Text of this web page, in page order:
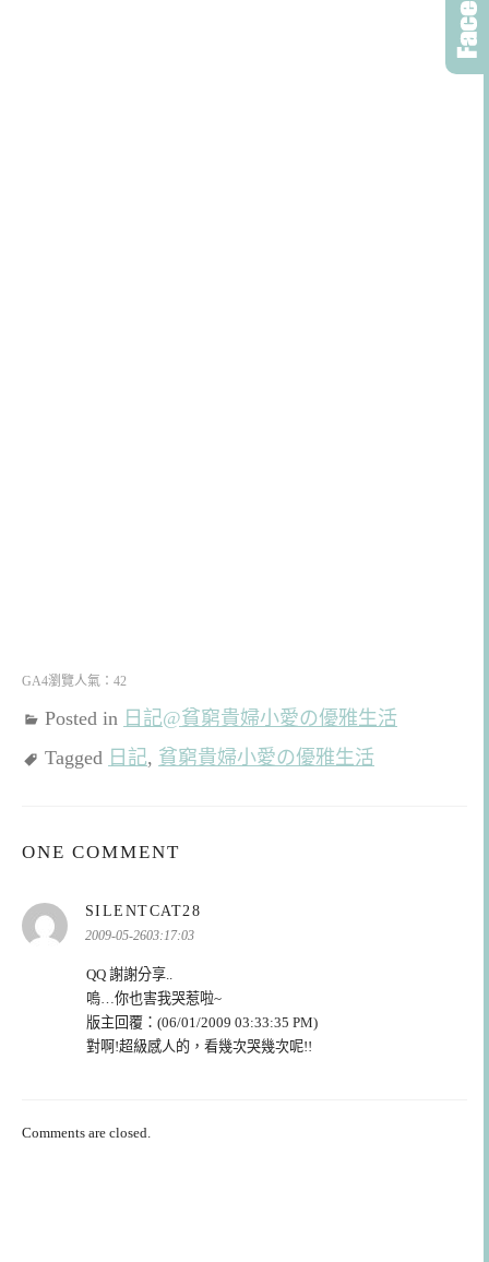
GA4瀏覽人氣：42
Posted in 日記@貧窮貴婦小愛の優雅生活
Tagged 日記, 貧窮貴婦小愛の優雅生活
ONE COMMENT
SILENTCAT28
2009-05-2603:17:03
QQ 謝謝分享..
嗚…你也害我哭惹啦~
版主回覆：(06/01/2009 03:33:35 PM)
對啊!超級感人的，看幾次哭幾次呢!!
Comments are closed.